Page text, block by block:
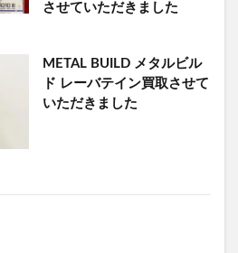
させていただきました
METAL BUILD メタルビル
ド レーバテイン買取させて
いただきました